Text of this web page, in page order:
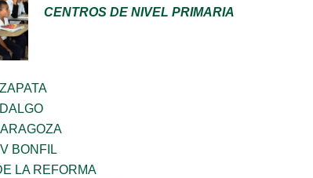
CENTROS DE NIVEL PRIMARIA
BONFIL
LA REFORMA